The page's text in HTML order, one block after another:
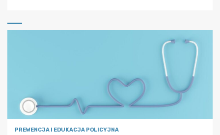
PREWENCJA I EDUKACJA POLICYJNA